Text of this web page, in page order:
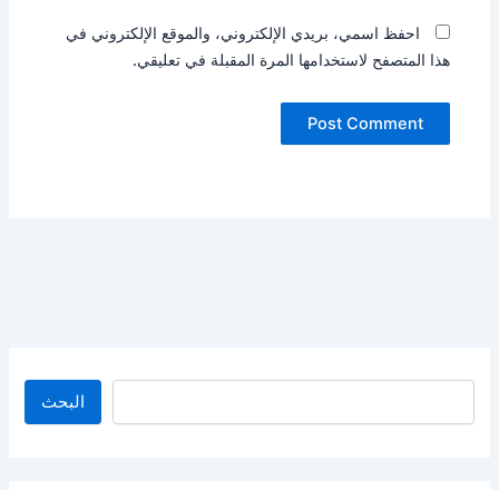
احفظ اسمي، بريدي الإلكتروني، والموقع الإلكتروني في
هذا المتصفح لاستخدامها المرة المقبلة في تعليقي.
البحث